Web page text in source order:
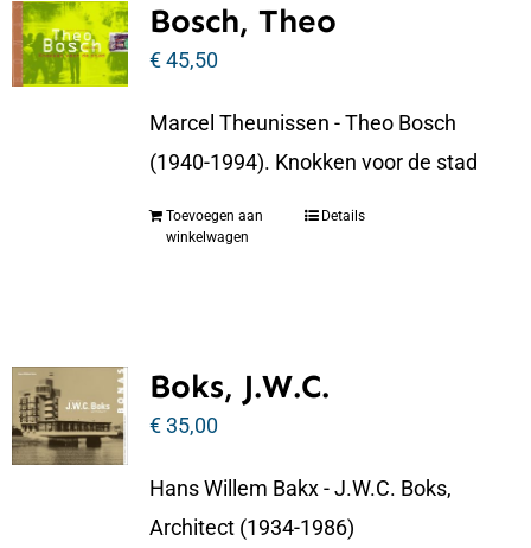
Bosch, Theo
€45,50
Marcel Theunissen - Theo Bosch
(1940-1994). Knokken voor de stad
Toevoegen aan
winkelwagen
Details
Boks, J.W.C.
€35,00
Hans Willem Bakx - J.W.C. Boks,
Architect (1934-1986)